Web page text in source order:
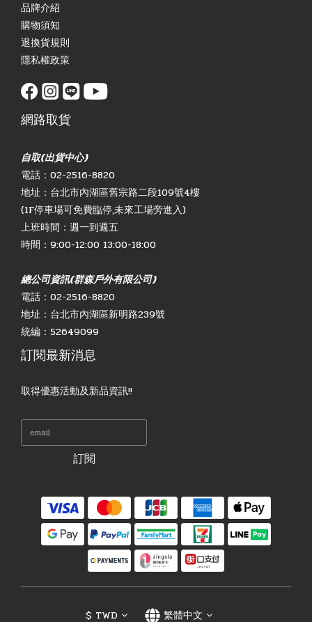
品牌介紹
購物須知
退換貨規則
隱私權政策
網路取貨
自取(出貨中心)
電話：02-2516-8820
地址：台北市內湖區舊宗路二段109號4樓
(1F停車場可免費臨停,未來工場旁進入)
上班時間：週一到週五
時間：9:00-12:00 13:00-18:00
總公司資訊(群森戶外有限公司)
電話：02-2516-8820
地址：台北市內湖區新明路239號
統編：52649099
訂閱最新消息
取得優惠活動及新品資訊!!
訂閱
$ TWD 繁體中文